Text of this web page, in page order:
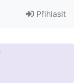
Přihlasit